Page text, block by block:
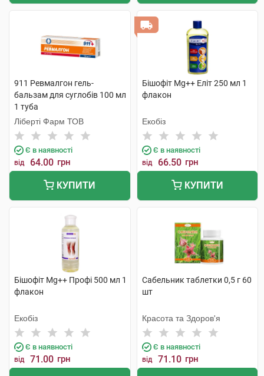
911 Ревмалгон гель-
бальзам для суглобів 100 мл
1 туба
Ліберті Фарм ТОВ
Є в наявності
від 64.00 грн
КУПИТИ
Бішофіт Mg++ Еліт 250 мл 1
флакон
Екобіз
Є в наявності
від 66.50 грн
КУПИТИ
Бішофіт Mg++ Профі 500 мл 1
флакон
Екобіз
Є в наявності
від 71.00 грн
Сабельник таблетки 0,5 г 60
шт
Красота та Здоров'я
Є в наявності
від 71.10 грн